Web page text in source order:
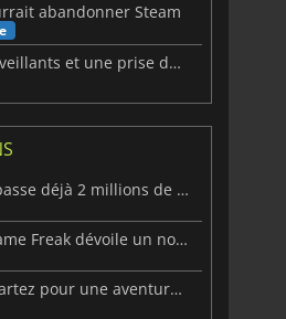
abandonner Steam
Des cartes de logiciels malveillants et une prise de contrôle de Discord ont touché Meccha Chameleon
Resident Evil: Veronica dépasse déjà 2 millions de wishlists
Beast of Reincarnation : Game Freak dévoile un nouveau pari
Big Walk est disponible : partez pour une aventure entre amis